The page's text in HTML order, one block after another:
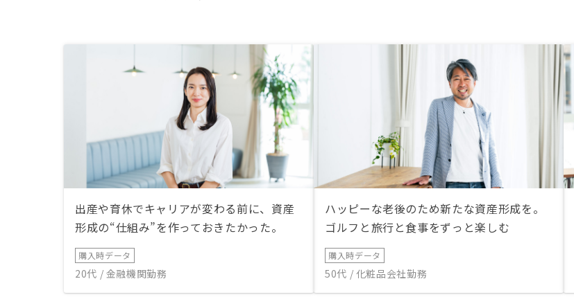
出産や育休でキャリアが変わる前に、資産
形成の“仕組み”を作っておきたかった。
購入時データ
20代 / 金融機関勤務
ハッピーな老後のため新たな資産形成を。
ゴルフと旅行と食事をずっと楽しむ
購入時データ
50代 / 化粧品会社勤務